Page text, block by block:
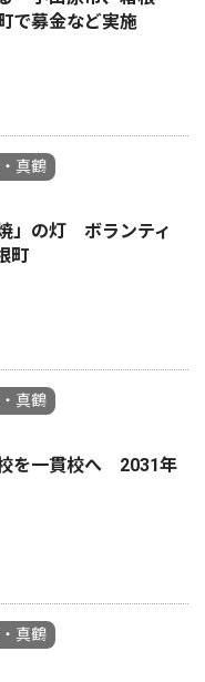
で募金など実施
真鶴
」の灯 ボランティ
町
真鶴
を一貫校へ 2031年
真鶴